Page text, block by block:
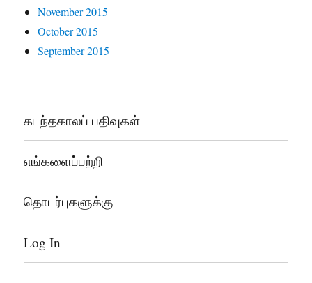
November 2015
October 2015
September 2015
கடந்தகாலப் பதிவுகள்
எங்களைப்பற்றி
தொடர்புகளுக்கு
Log In